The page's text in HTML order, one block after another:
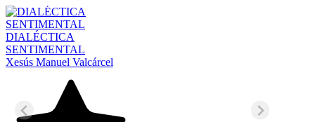
DIALÉCTICA
SENTIMENTAL
Xesús Manuel Valcárcel